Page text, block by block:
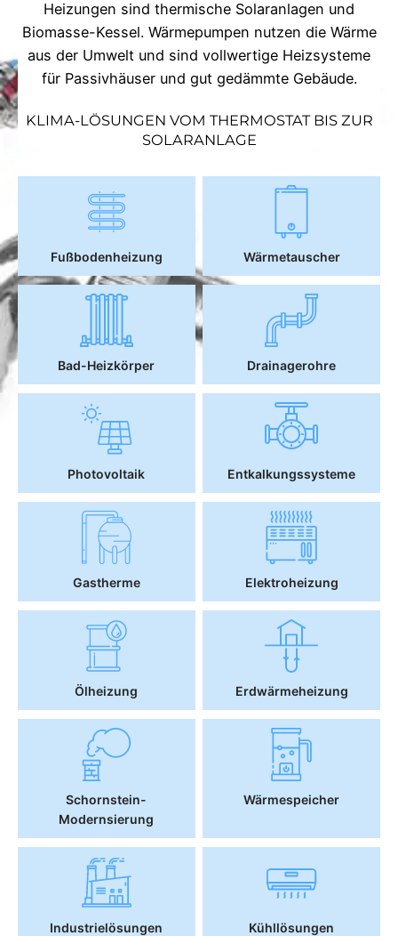
Heizungen sind thermische Solaranlagen und
Biomasse-Kessel. Wärmepumpen nutzen die Wärme
aus der Umwelt und sind vollwertige Heizsysteme
für Passivhäuser und gut gedämmte Gebäude.
KLIMA-LÖSUNGEN VOM THERMOSTAT BIS ZUR
SOLARANLAGE
Fußbodenheizung Wärmetauscher
Bad-Heizkörper Drainagerohre
Photovoltaik Entkalkungssysteme
Gastherme Elektroheizung
Ölheizung Erdwärmeheizung
Schornstein-
Modernsierung
Wärmespeicher
Industrielösungen Kühllösungen